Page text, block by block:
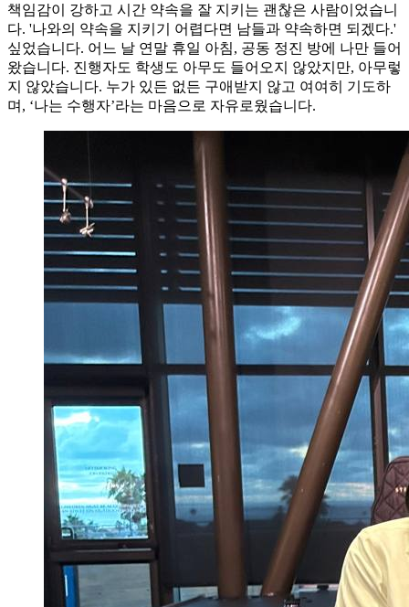
책임감이 강하고 시간 약속을 잘 지키는 괜찮은 사람이었습니
다. '나와의 약속을 지키기 어렵다면 남들과 약속하면 되겠다.'
싶었습니다. 어느 날 연말 휴일 아침, 공동 정진 방에 나만 들어
왔습니다. 진행자도 학생도 아무도 들어오지 않았지만, 아무렇
지 않았습니다. 누가 있든 없든 구애받지 않고 여여히 기도하
며, ‘나는 수행자’라는 마음으로 자유로웠습니다.